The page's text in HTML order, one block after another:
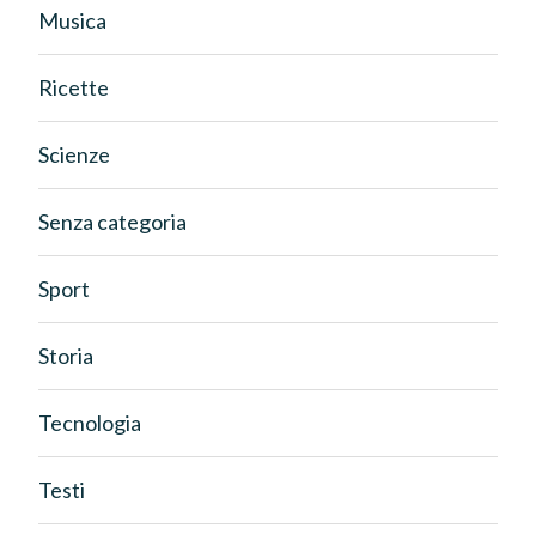
Musica
Ricette
Scienze
Senza categoria
Sport
Storia
Tecnologia
Testi